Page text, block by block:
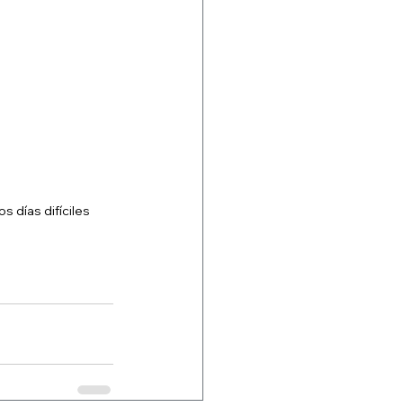
días difíciles